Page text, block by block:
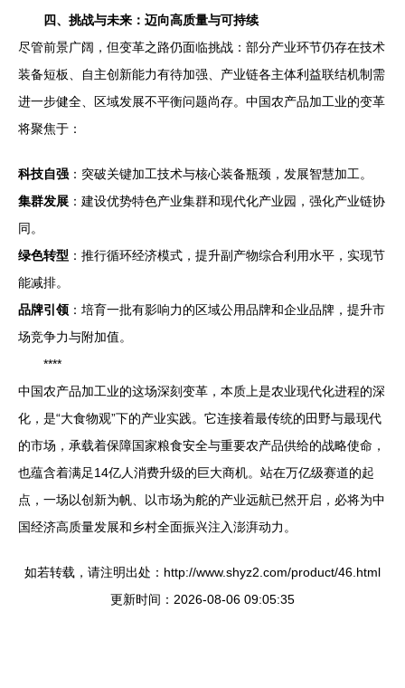
四、挑战与未来：迈向高质量与可持续
尽管前景广阔，但变革之路仍面临挑战：部分产业环节仍存在技术
装备短板、自主创新能力有待加强、产业链各主体利益联结机制需
进一步健全、区域发展不平衡问题尚存。中国农产品加工业的变革
将聚焦于：
科技自强 ：突破关键加工技术与核心装备瓶颈，发展智慧加工。
集群发展 ：建设优势特色产业集群和现代化产业园，强化产业链协
同。
绿色转型 ：推行循环经济模式，提升副产物综合利用水平，实现节
能减排。
品牌引领 ：培育一批有影响力的区域公用品牌和企业品牌，提升市
场竞争力与附加值。
****
中国农产品加工业的这场深刻变革，本质上是农业现代化进程的深
化，是“大食物观”下的产业实践。它连接着最传统的田野与最现代
的市场，承载着保障国家粮食安全与重要农产品供给的战略使命，
也蕴含着满足14亿人消费升级的巨大商机。站在万亿级赛道的起
点，一场以创新为帆、以市场为舵的产业远航已然开启，必将为中
国经济高质量发展和乡村全面振兴注入澎湃动力。
如若转载，请注明出处：http://www.shyz2.com/product/46.html
更新时间：2026-08-06 09:05:35